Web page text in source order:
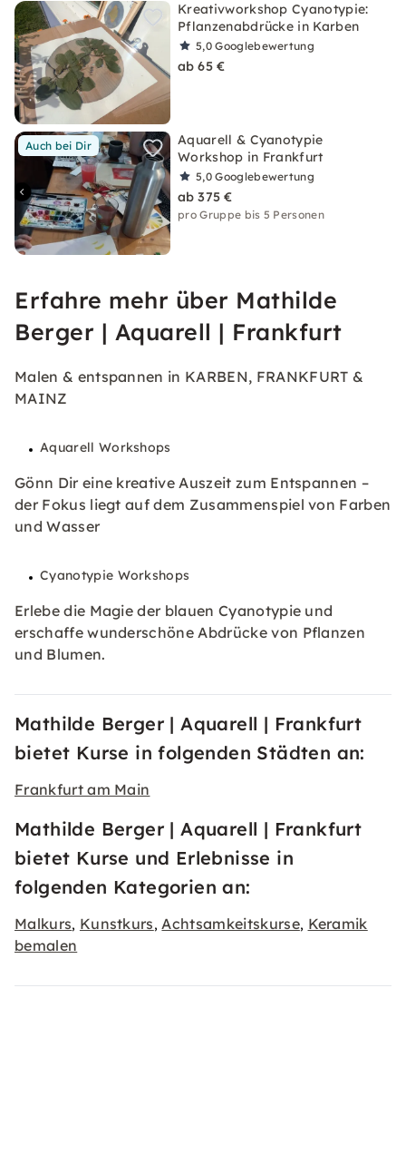
Kreativworkshop Cyanotypie:
Pflanzenabdrücke in Karben
5,0Googlebewertung
ab 65 €
Auch bei Dir
Aquarell & Cyanotypie
Workshop in Frankfurt
5,0Googlebewertung
ab 375 €
pro Gruppe bis 5 Personen
Erfahre mehr über Mathilde
Berger | Aquarell | Frankfurt
Malen & entspannen in KARBEN, FRANKFURT &
MAINZ
Aquarell Workshops
Gönn Dir eine kreative Auszeit zum Entspannen –
der Fokus liegt auf dem Zusammenspiel von Farben
und Wasser
Cyanotypie Workshops
Erlebe die Magie der blauen Cyanotypie und
erschaffe wunderschöne Abdrücke von Pflanzen
und Blumen.
Mathilde Berger | Aquarell | Frankfurt
bietet Kurse in folgenden Städten an:
Frankfurt am Main
Mathilde Berger | Aquarell | Frankfurt
bietet Kurse und Erlebnisse in
folgenden Kategorien an:
Malkurs, Kunstkurs,Achtsamkeitskurse, Keramik
bemalen